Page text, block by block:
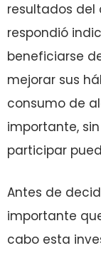
resultados del
respondió
beneficiarse
mejorar sus
consumo de
importante,
participar
Antes de
importante
cabo esta